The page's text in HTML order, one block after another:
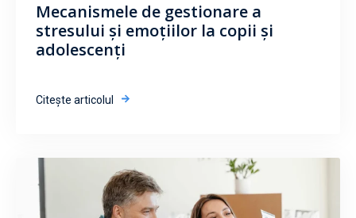
Mecanismele de gestionare a
stresului și emoțiilor la copii și
adolescenți
Citește articolul